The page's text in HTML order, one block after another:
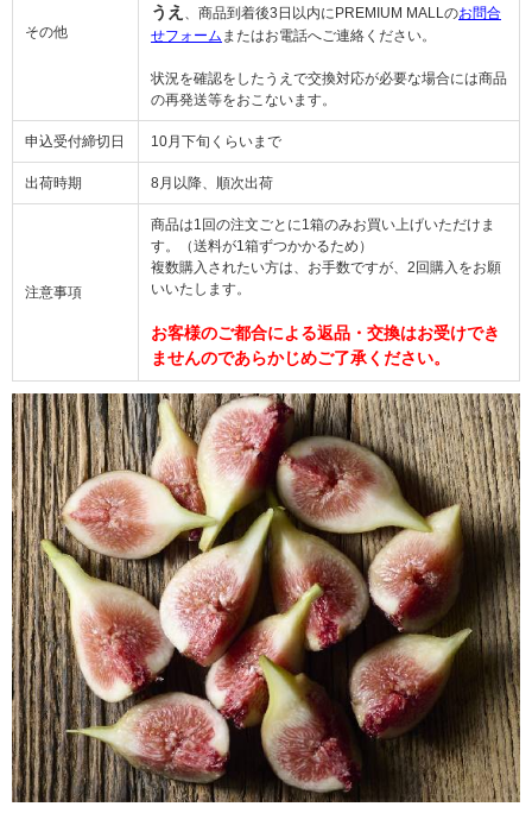
その他
うえ 、商品到着後3日以内にPREMIUM MALLのお問合
せフォーム またはお電話へご連絡ください。
状況を確認をしたうえで交換対応が必要な場合には商品
の再発送等をおこないます。
申込受付締切日 10月下旬くらいまで
出荷時期 8月以降、順次出荷
注意事項
商品は1回の注文ごとに1箱のみお買い上げいただけま
す。（送料が1箱ずつかかるため）
複数購入されたい方は、お手数ですが、2回購入をお願
いいたします。
お客様のご都合による返品・交換はお受けでき
ませんのであらかじめご了承ください。